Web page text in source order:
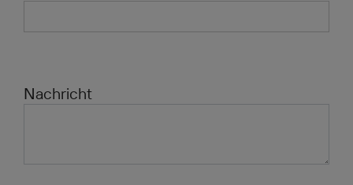
Nachricht